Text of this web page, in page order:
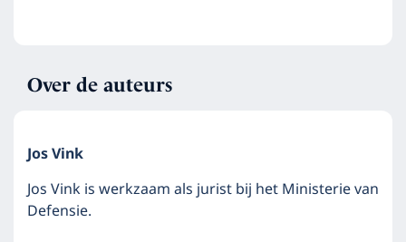
Over de auteurs
Jos Vink
Jos Vink is werkzaam als jurist bij het Ministerie van
Defensie.